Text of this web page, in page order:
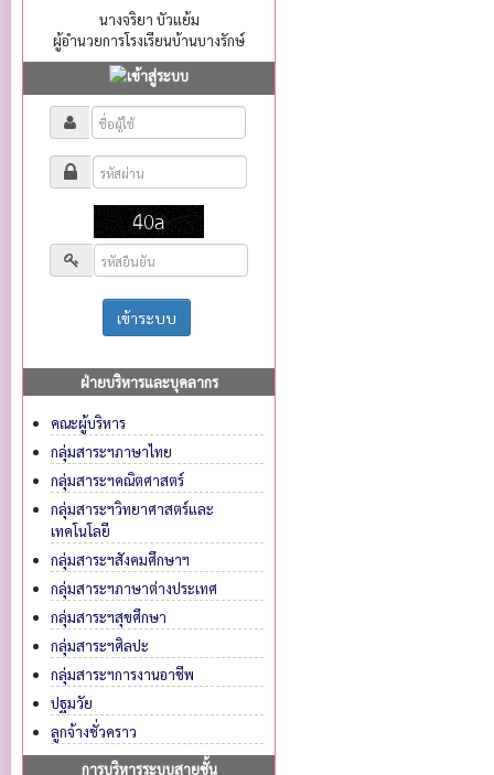
นางจริยา บัวแย้ม
ผู้อำนวยการโรงเรียนบ้านบางรักษ์
ฝ่ายบริหารและบุคลากร
คณะผู้บริหาร
กลุ่มสาระฯภาษาไทย
กลุ่มสาระฯคณิตศาสตร์
กลุ่มสาระฯวิทยาศาสตร์และ
เทคโนโลยี
กลุ่มสาระฯสังคมศึกษาฯ
กลุ่มสาระฯภาษาต่างประเทศ
กลุ่มสาระฯสุขศึกษา
กลุ่มสาระฯศิลปะ
กลุ่มสาระฯการงานอาชีพ
ปฐมวัย
ลูกจ้างชั่วคราว
การบริหารระบบสายชั้น